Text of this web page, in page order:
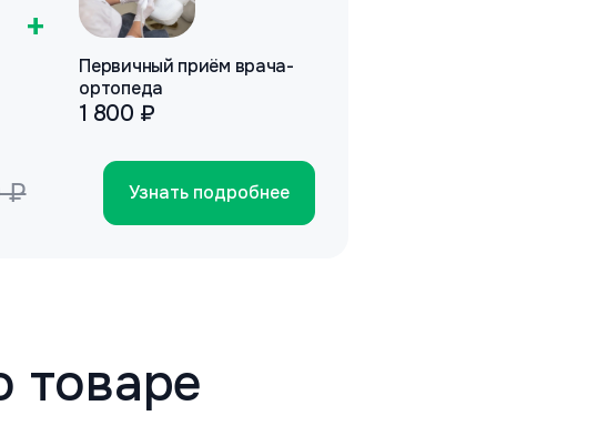
+
Первичный приём врача-
ортопеда
1 800 ₽
₽ Узнать подробнее
товаре